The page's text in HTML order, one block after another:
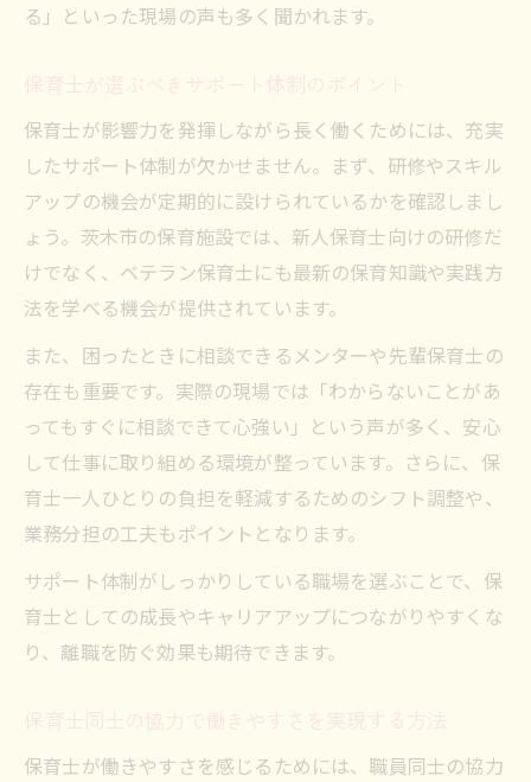
る」といった現場の声も多く聞かれます。
保育士が選ぶべきサポート体制のポイント
保育士が影響力を発揮しながら長く働くためには、充実
したサポート体制が欠かせません。まず、研修やスキル
アップの機会が定期的に設けられているかを確認しまし
ょう。茨木市の保育施設では、新人保育士向けの研修だ
けでなく、ベテラン保育士にも最新の保育知識や実践方
法を学べる機会が提供されています。
また、困ったときに相談できるメンターや先輩保育士の
存在も重要です。実際の現場では「わからないことがあ
ってもすぐに相談できて心強い」という声が多く、安心
して仕事に取り組める環境が整っています。さらに、保
育士一人ひとりの負担を軽減するためのシフト調整や、
業務分担の工夫もポイントとなります。
サポート体制がしっかりしている職場を選ぶことで、保
育士としての成長やキャリアアップにつながりやすくな
り、離職を防ぐ効果も期待できます。
保育士同士の協力で働きやすさを実現する方法
保育士が働きやすさを感じるためには、職員同士の協力